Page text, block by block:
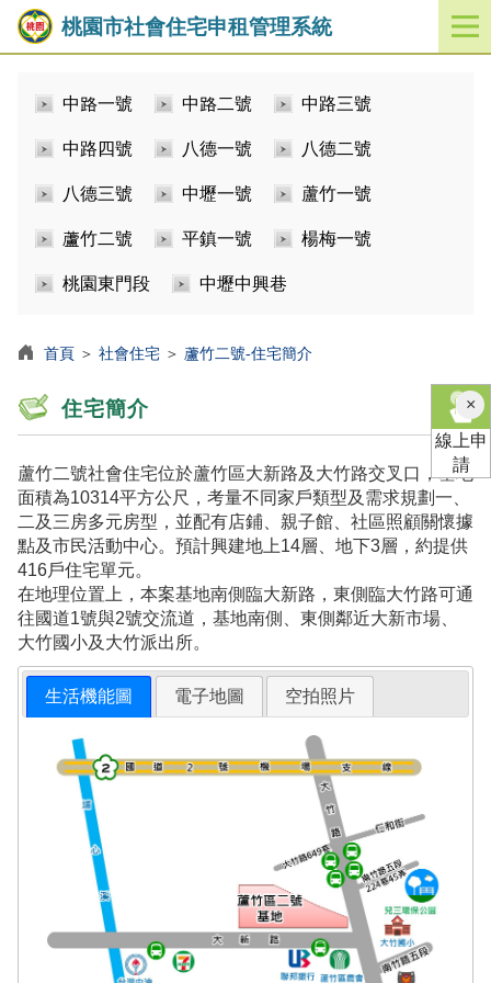
桃園市社會住宅申租管理系統
開
啟
中路一號 中路二號 中路三號
中路四號 八德一號 八德二號
八德三號 中壢一號 蘆竹一號
蘆竹二號 平鎮一號 楊梅一號
桃園東門段 中壢中興巷
首頁 ＞ 社會住宅 ＞ 蘆竹二號-住宅簡介
住宅簡介
蘆竹二號社會住宅位於蘆竹區大新路及大竹路交叉口，基地
面積為10314平方公尺，考量不同家戶類型及需求規劃一、
二及三房多元房型，並配有店鋪、親子館、社區照顧關懷據
點及市民活動中心。預計興建地上14層、地下3層，約提供
416戶住宅單元。
在地理位置上，本案基地南側臨大新路，東側臨大竹路可通
往國道1號與2號交流道，基地南側、東側鄰近大新市場、
大竹國小及大竹派出所。
生活機能圖 電子地圖 空拍照片
×關
閉
線上申
請